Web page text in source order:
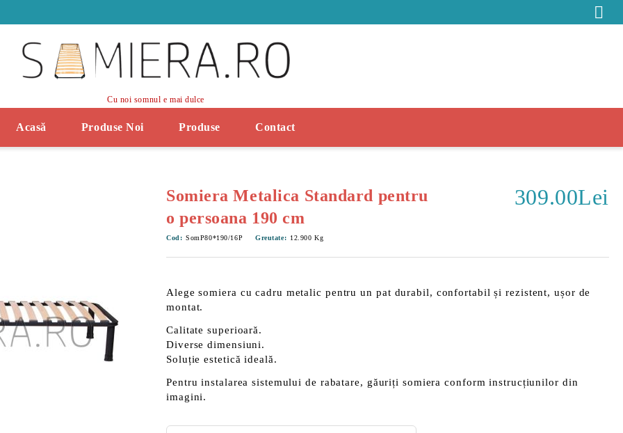
Cu noi somnul e mai dulce
Acasă Produse Noi Produse Contact
Somiera Metalica Standard pentru
o persoana 190 cm
309.00Lei
Cod: SomP80*190/16P Greutate: 12.900 Kg
Alege somiera cu cadru metalic pentru un pat durabil, confortabil șirezistent, ușor de
montat.
Calitate superioară.
Diverse dimensiuni.
Soluție estetică ideală.
Pentru instalarea sistemului de rabatare, găuriți somiera conform instrucțiunilor din
imagini.